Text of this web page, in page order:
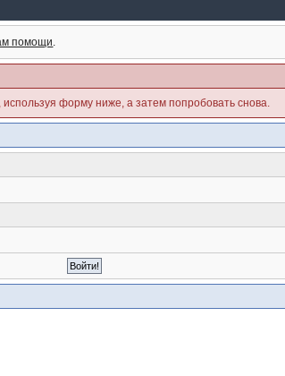
помощи.
форму ниже, а затем попробовать снова.